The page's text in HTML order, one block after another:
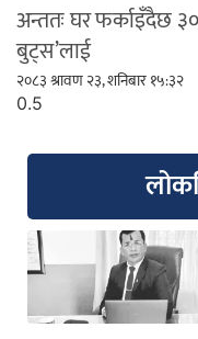
अन्ततः घर फर्काइँदैछ
बुट्स’लाई
२०८३ श्रावण २३, शनिबार १५:३२